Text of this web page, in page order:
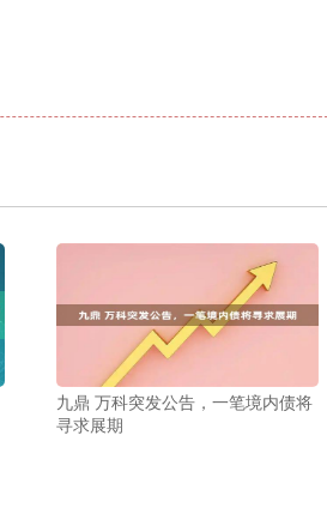
九鼎 万科突发公告，一笔境内债将
寻求展期